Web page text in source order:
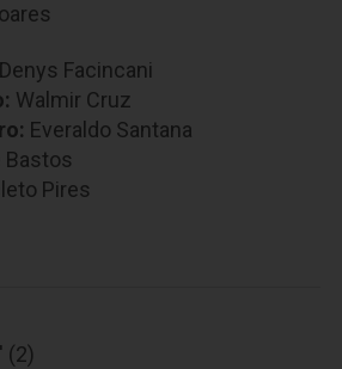
Denys Facincani
Walmir Cruz
Everaldo Santana
Bastos
Pires
(2)